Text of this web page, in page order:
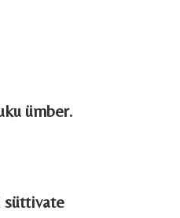
ümber.
süttivate